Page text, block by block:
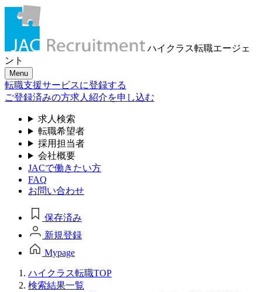
ハイクラス転職エージェ
ント
Menu
転職支援サービスに登録する
ご登録済みの方求人紹介を申し込む
求人検索
転職希望者
採用担当者
会社概要
JACで働きたい方
FAQ
お問い合わせ
保存済み
新規登録
Mypage
ハイクラス転職TOP
検索結果一覧